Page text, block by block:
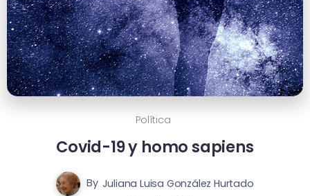
Política
Covid-19 y homo sapiens
By Juliana Luisa González Hurtado